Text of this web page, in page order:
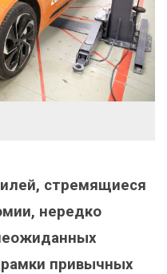
стремящиеся
нередко
привычных